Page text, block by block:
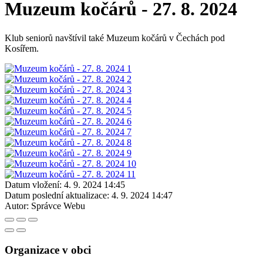
Muzeum kočárů - 27. 8. 2024
Klub seniorů navštívil také Muzeum kočárů v Čechách pod
Kosířem.
Datum vložení: 4. 9. 2024 14:45
Datum poslední aktualizace: 4. 9. 2024 14:47
Autor: Správce Webu
Organizace v obci